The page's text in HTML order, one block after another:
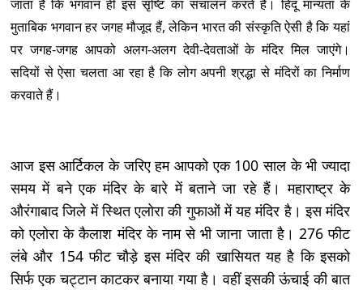
जाता है कि भगवान ही इस सृष्टि का संचालन करते हैं। हिंदू मान्यता के
मुताबिक भगवान हर जगह मौजूद हैं, लेकिन भारत की संस्कृति ऐसी है कि यहां
पर जगह-जगह आपको अलग-अलग देवी-देवताओं के मंदिर मिल जाएंगे।
सदियों से ऐसा चलता आ रहा है कि लोग अपनी श्रद्धा से मंदिरों का निर्माण
करवाते हैं।
आज इस आर्टिकल के जरिए हम आपको एक 100 साल के भी ज्यादा
समय में बने एक मंदिर के बारे में बताने जा रहे हैं। महाराष्ट्र के
औरंगाबाद जिले में स्थित एलोरा की गुफाओं में यह मंदिर है। इस मंदिर
को एलोरा के कैलाश मंदिर के नाम से भी जाना जाता है। 276 फीट
लंबे और 154 फीट चौड़े इस मंदिर की खासियत यह है कि इसको
सिर्फ एक चट्टान काटकर बनाया गया है। वहीं इसकी ऊंचाई की बात